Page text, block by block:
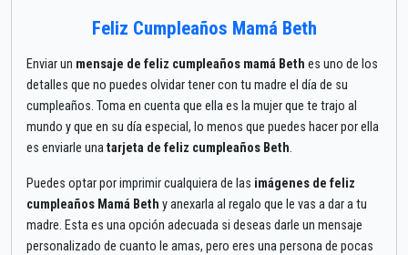
Feliz Cumpleaños Mamá Beth
Enviar un mensaje de feliz cumpleaños mamá Beth es uno de los
detalles que no puedes olvidar tener con tu madre el día de su
cumpleaños. Toma en cuenta que ella es la mujer que te trajo al
mundo y que en su día especial, lo menos que puedes hacer por ella
es enviarle unatarjeta de feliz cumpleaños Beth.
Puedes optar por imprimir cualquiera de las imágenes de feliz
cumpleaños Mamá Beth y anexarla al regalo que le vas a dar a tu
madre. Esta es una opción adecuada si deseas darle un mensaje
personalizado de cuanto le amas, pero eres una persona de pocas